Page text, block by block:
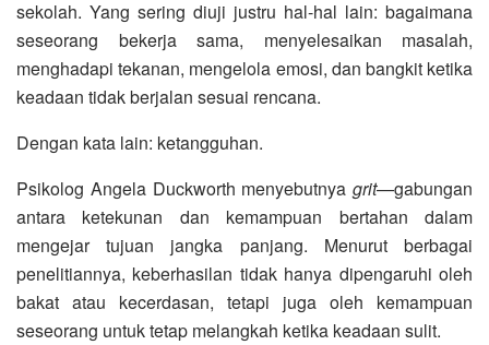
sekolah. Yang sering diuji justru hal-hal lain: bagaimana
seseorang bekerja sama, menyelesaikan masalah,
menghadapi tekanan, mengelola emosi, dan bangkit ketika
keadaan tidak berjalan sesuai rencana.
Dengan kata lain: ketangguhan.
Psikolog Angela Duckworth menyebutnya grit—gabungan
antara ketekunan dan kemampuan bertahan dalam
mengejar tujuan jangka panjang. Menurut berbagai
penelitiannya, keberhasilan tidak hanya dipengaruhi oleh
bakat atau kecerdasan, tetapi juga oleh kemampuan
seseorang untuk tetap melangkah ketika keadaan sulit.